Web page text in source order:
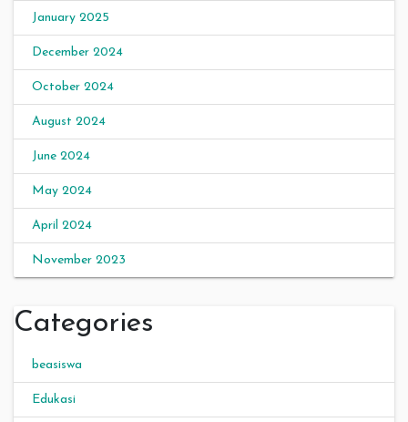
January 2025
December 2024
October 2024
August 2024
June 2024
May 2024
April 2024
November 2023
Categories
beasiswa
Edukasi